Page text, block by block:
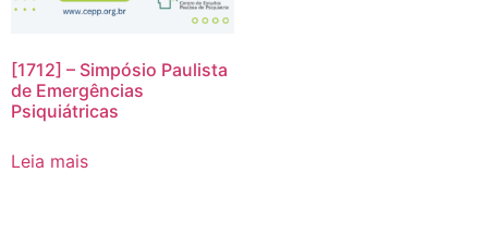
[1712] – Simpósio Paulista
de Emergências
Psiquiátricas
Leia mais